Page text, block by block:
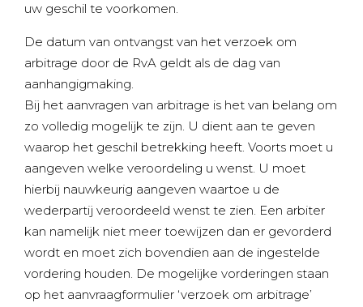
uw geschil te voorkomen.
De datum van ontvangst van het verzoek om
arbitrage door de RvA geldt als de dag van
aanhangigmaking.
Bij het aanvragen van arbitrage is het van belang om
zo volledig mogelijk te zijn. U dient aan te geven
waarop het geschil betrekking heeft. Voorts moet u
aangeven welke veroordeling u wenst. U moet
hierbij nauwkeurig aangeven waartoe u de
wederpartij veroordeeld wenst te zien. Een arbiter
kan namelijk niet meer toewijzen dan er gevorderd
wordt en moet zich bovendien aan de ingestelde
vordering houden. De mogelijke vorderingen staan
op het aanvraagformulier ‘verzoek om arbitrage’